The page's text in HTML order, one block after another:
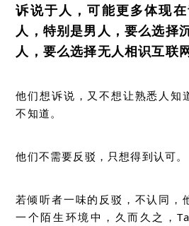
诉说于人，可能更多体现
人，特别是男人，要么选择
人，要么选择无人相识互联
他们想诉说，又不想让熟悉人知
不知道。
他们不需要反驳，只想得到认可。
若倾听者一味的反驳，不认同，
一个陌生环境中，久而久之，